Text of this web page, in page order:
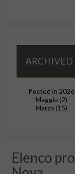
ARCHIVED
Posted in
Maggio (2)
Marzo (15)
Elenco